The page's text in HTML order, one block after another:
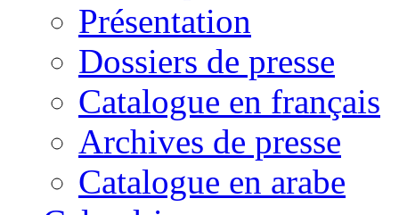
Présentation
Dossiers de presse
Catalogue en français
Archives de presse
Catalogue en arabe